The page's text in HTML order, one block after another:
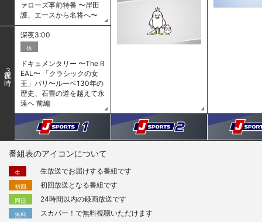
ァローズ事前特番 〜岸田
護、エースから名将へ〜
3
深夜3:00
休
ドキュメンタリー 〜The R
EAL〜 「クラシックの女
王」パリ〜ルーベ130年の
歴史、石畳の道を越えて永
遠へ 前編
番組表のアイコンについて
生 生放送でお届けする番組です
初回 初回放送となる番組です
同日 24時間以内の録画放送です
無料 スカパー！で無料視聴いただけます